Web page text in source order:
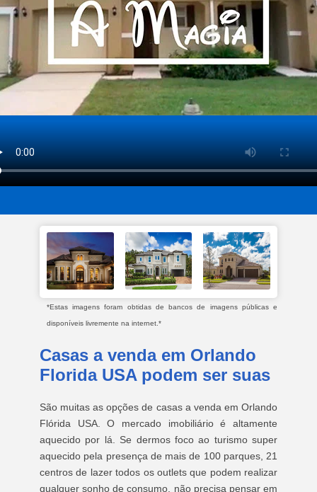
*Estas imagens foram obtidas de bancos de imagens públicas e
disponíveis livremente na internet.*
Casas a venda em Orlando
Florida USA podem ser suas
São muitas as opções de casas a venda em Orlando
Flórida USA. O mercado imobiliário é altamente
aquecido por lá. Se dermos foco ao turismo super
aquecido pela presença de mais de 100 parques, 21
centros de lazer todos os outlets que podem realizar
qualquer sonho de consumo, não precisa pensar em